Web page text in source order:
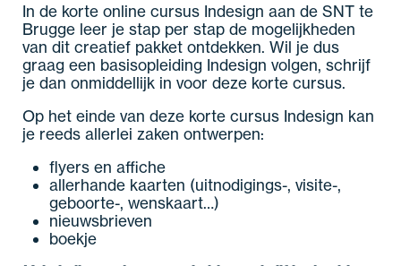
In de korte online cursus Indesign aan de SNT te
Brugge leer je stap per stap de mogelijkheden
van dit creatief pakket ontdekken. Wil je dus
graag een basisopleiding Indesign volgen, schrijf
je dan onmiddellijk in voor deze korte cursus.
Op het einde van deze korte cursus Indesign kan
je reeds allerlei zaken ontwerpen:
flyers en affiche
allerhande kaarten (uitnodigings-, visite-,
geboorte-, wenskaart…)
nieuwsbrieven
boekje